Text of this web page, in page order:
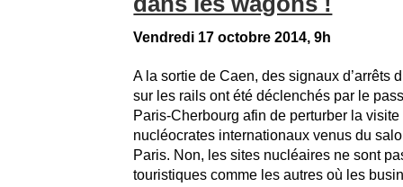
Vendredi 17 octobre 2014, 9h
A la sortie de Caen, des signaux d’arrêts
sur les rails ont été déclenchés par le
Paris-Cherbourg afin de perturber la visite
nucléocrates internationaux venus du
Paris. Non, les sites nucléaires ne sont
touristiques comme les autres où les